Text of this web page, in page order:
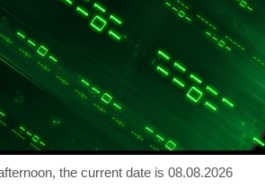
the current date is 08.08.2026